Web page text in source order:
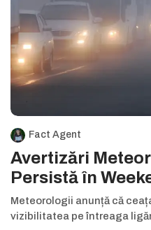
Fact Agent
Avertizări
Persistă în
Meteorologii anunță că
vizibilitatea pe întreaga